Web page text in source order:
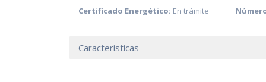
Certificado Energético: En trámite
Características